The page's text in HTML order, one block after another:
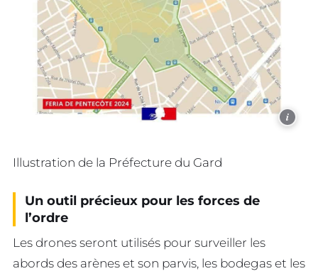
i
Illustration de la Préfecture du Gard
Un outil précieux pour les forces de
l’ordre
Les drones seront utilisés pour surveiller les
abords des arènes et son parvis, les bodegas et les